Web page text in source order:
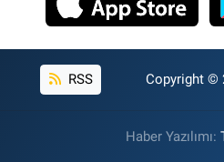
RSS Copyright ©
Haber Yazılımı: